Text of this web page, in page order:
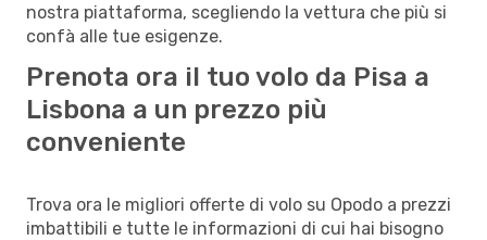
nostra piattaforma, scegliendo la vettura che più si
confà alle tue esigenze.
Prenota ora il tuo volo da Pisa a
Lisbona a un prezzo più
conveniente
Trova ora le migliori offerte di volo su Opodo a prezzi
imbattibili e tutte le informazioni di cui hai bisogno